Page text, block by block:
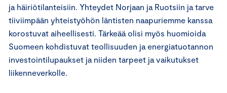
ja häiriötilanteisiin. Yhteydet Norjaan ja Ruotsiin ja tarve
tiiviimpään yhteistyöhön läntisten naapuriemme kanssa
korostuvat aiheellisesti. Tärkeää olisi myös huomioida
Suomeen kohdistuvat teollisuuden ja energiatuotannon
investointilupaukset ja niiden tarpeet ja vaikutukset
liikenneverkolle.